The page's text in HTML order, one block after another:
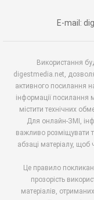
E-mail:
Використання
digestmedia.net,
активного посилання
інформації посилання
містити технічних
Для онлайн-ЗМІ,
важливо розміщувати
абзаці матеріалу, щоб
Це правило
прозорість
матеріалів,